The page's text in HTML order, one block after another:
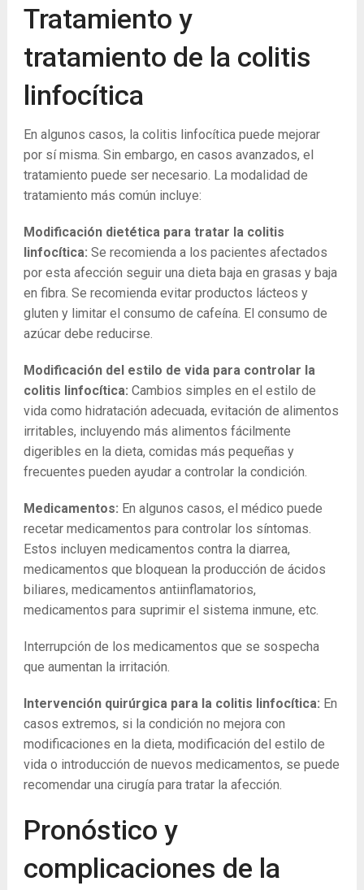
Tratamiento y
tratamiento de la colitis
linfocítica
En algunos casos, la colitis linfocítica puede mejorar
por sí misma. Sin embargo, en casos avanzados, el
tratamiento puede ser necesario. La modalidad de
tratamiento más común incluye:
Modificación dietética para tratar la colitis
linfocítica: Se recomienda a los pacientes afectados
por esta afección seguir una dieta baja en grasas y baja
en fibra. Se recomienda evitar productos lácteos y
gluten y limitar el consumo de cafeína. El consumo de
azúcar debe reducirse.
Modificación del estilo de vida para controlar la
colitis linfocítica: Cambios simples en el estilo de
vida como hidratación adecuada, evitación de alimentos
irritables, incluyendo más alimentos fácilmente
digeribles en la dieta, comidas más pequeñas y
frecuentes pueden ayudar a controlar la condición.
Medicamentos: En algunos casos, el médico puede
recetar medicamentos para controlar los síntomas.
Estos incluyen medicamentos contra la diarrea,
medicamentos que bloquean la producción de ácidos
biliares, medicamentos antiinflamatorios,
medicamentos para suprimir el sistema inmune, etc.
Interrupción de los medicamentos que se sospecha
que aumentan la irritación.
Intervención quirúrgica para la colitis linfocítica: En
casos extremos, si la condición no mejora con
modificaciones en la dieta, modificación del estilo de
vida o introducción de nuevos medicamentos, se puede
recomendar una cirugía para tratar la afección.
Pronóstico y
complicaciones de la